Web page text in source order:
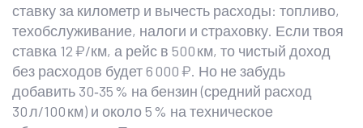
ставку за километр и вычесть расходы: топливо,
техобслуживание, налоги и страховку. Если твоя
ставка 12 ₽/км, а рейс в 500 км, то чистый доход
без расходов будет 6 000 ₽. Но не забудь
добавить 30‑35 % на бензин (средний расход
30 л/100 км) и около 5 % на техническое